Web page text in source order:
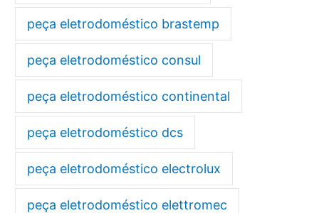
peça eletrodoméstico brastemp
peça eletrodoméstico consul
peça eletrodoméstico continental
peça eletrodoméstico dcs
peça eletrodoméstico electrolux
peça eletrodoméstico elettromec